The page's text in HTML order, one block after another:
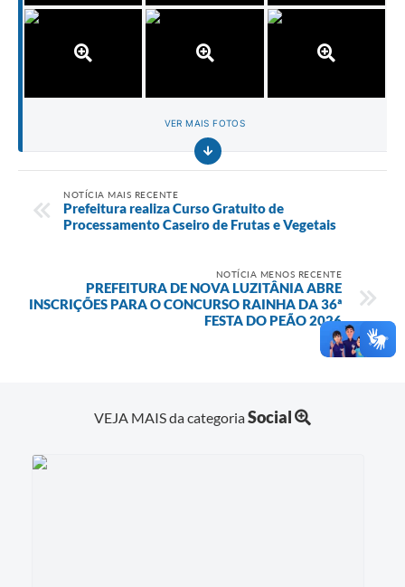
VER MAIS FOTOS
NOTÍCIA MAIS RECENTE
Prefeitura realiza Curso Gratuito de
Processamento Caseiro de Frutas e Vegetais
NOTÍCIA MENOS RECENTE
PREFEITURA DE NOVA LUZITÂNIA ABRE
INSCRIÇÕES PARA O CONCURSO RAINHA DA 36ª
FESTA DO PEÃO 2026
VEJA MAIS da categoriaSocial